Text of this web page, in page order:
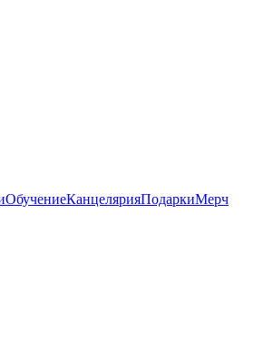
ОбучениеКанцелярияПодаркиМерч